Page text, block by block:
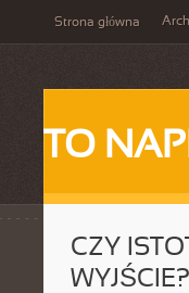
Strona główna
TO
CZY
WYJŚCIE?